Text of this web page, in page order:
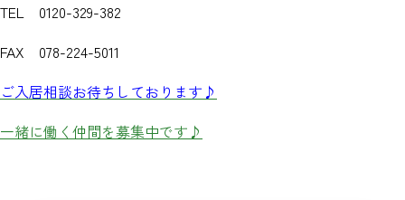
TEL 0120-329-382
FAX 078-224-5011
ご入居相談お待ちしております♪
一緒に働く仲間を募集中です♪